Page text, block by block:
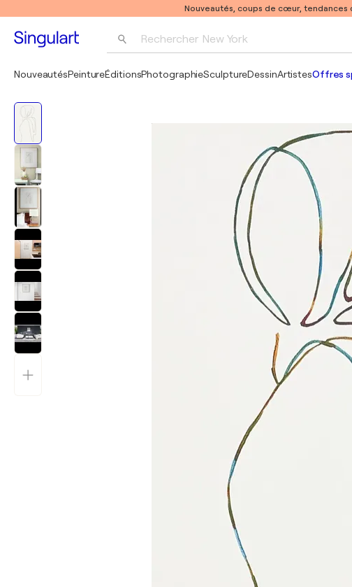
Nouveautés, coups de cœur, tendances
Rechercher New York
NouveautésPeintureÉditionsPhotographieSculptureDessinArtistesOffres